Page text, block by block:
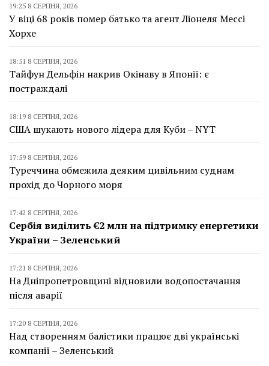
19:25 8 СЕРПНЯ, 2026
У віці 68 років помер батько та агент Ліонеля Мессі
Хорхе
18:51 8 СЕРПНЯ, 2026
Тайфун Дельфін накрив Окінаву в Японії: є
постраждалі
18:19 8 СЕРПНЯ, 2026
США шукають нового лідера для Куби – NYT
17:59 8 СЕРПНЯ, 2026
Туреччина обмежила деяким цивільним суднам
прохід до Чорного моря
17:42 8 СЕРПНЯ, 2026
Сербія виділить €2 млн на підтримку енергетики
України – Зеленський
17:21 8 СЕРПНЯ, 2026
На Дніпропетровщині відновили водопостачання
після аварії
17:20 8 СЕРПНЯ, 2026
Над створенням балістики працює дві українські
компанії – Зеленський